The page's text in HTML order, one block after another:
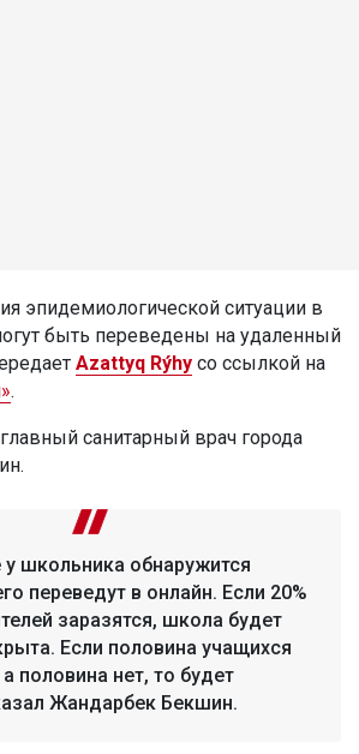
эпидемиологической ситуации в
быть переведены на удаленный
Azattyq Rýhy со ссылкой на
.
санитарный врач города
у школьника обнаружится
переведут в онлайн. Если 20%
заразятся, школа будет
Если половина учащихся
а половина нет, то будет
Жандарбек Бекшин.